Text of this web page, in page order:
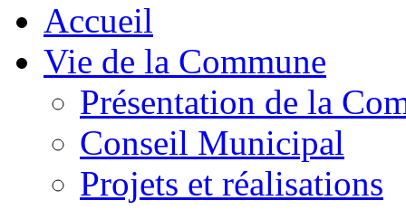
Accueil
Vie de la Commune
Présentation de la
Conseil Municipal
Projets et réalisations